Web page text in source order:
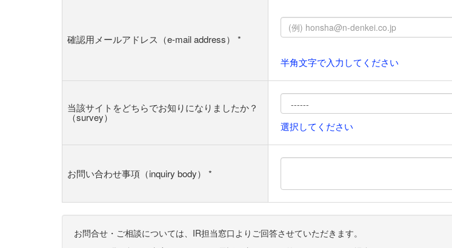
確認用メールアドレス（e-mail address） *
半角文字で入力してください
当該サイトをどちらでお知りになりましたか？
（survey）
選択してください
お問い合わせ事項（inquiry body） *
お問合せ・ご相談については、IR担当窓口よりご回答させていただきます。